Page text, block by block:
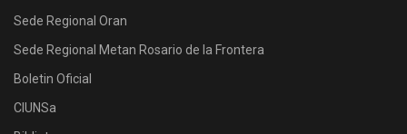
Sede Regional Oran
Sede Regional Metan Rosario de la Frontera
Boletin Oficial
CIUNSa